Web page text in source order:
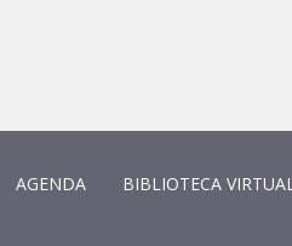
AGENDA BIBLIOTECA